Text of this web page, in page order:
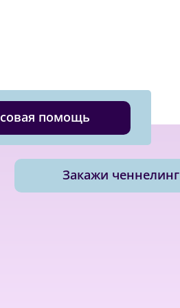
помощь
Закажи ченнелинг